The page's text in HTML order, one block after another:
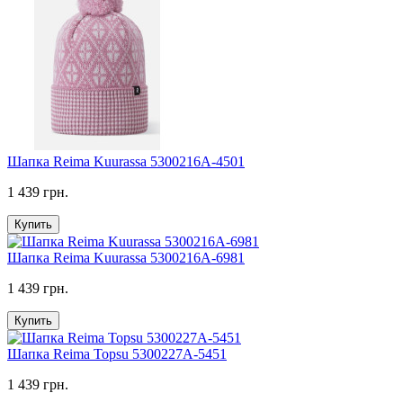
Шапка Reima Kuurassa 5300216A-4501
1 439 грн.
Купить
Шапка Reima Kuurassa 5300216A-6981
1 439 грн.
Купить
Шапка Reima Topsu 5300227A-5451
1 439 грн.